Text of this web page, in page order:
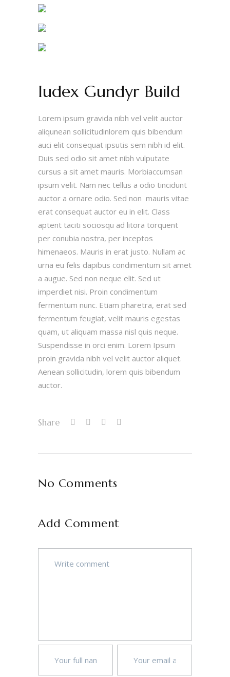
Iudex Gundyr Build
Lorem ipsum gravida nibh vel velit auctor
aliqunean sollicitudinlorem quis bibendum
auci elit consequat ipsutis sem nibh id elit.
Duis sed odio sit amet nibh vulputate
cursus a sit amet mauris. Morbiaccumsan
ipsum velit. Nam nec tellus a odio tincidunt
auctor a ornare odio. Sed non mauris vitae
erat consequat auctor eu in elit. Class
aptent taciti sociosqu ad litora torquent
per conubia nostra, per inceptos
himenaeos. Mauris in erat justo. Nullam ac
urna eu felis dapibus condimentum sit amet
a augue. Sed non neque elit. Sed ut
imperdiet nisi. Proin condimentum
fermentum nunc. Etiam pharetra, erat sed
fermentum feugiat, velit mauris egestas
quam, ut aliquam massa nisl quis neque.
Suspendisse in orci enim. Lorem Ipsum
proin gravida nibh vel velit auctor aliquet.
Aenean sollicitudin, lorem quis bibendum
auctor.
Share
No Comments
Add Comment